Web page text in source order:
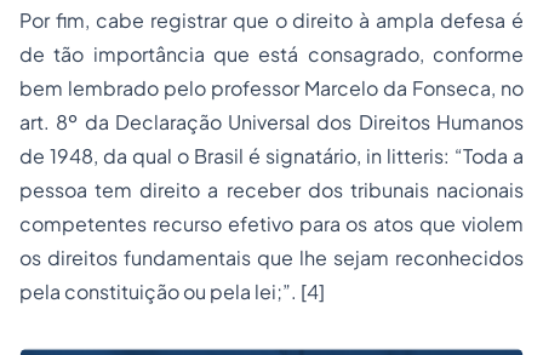
Por fim, cabe registrar que o direito à ampla defesa é
de tão importância que está consagrado, conforme
bem lembrado pelo professor Marcelo da Fonseca, no
art. 8º da Declaração Universal dos Direitos Humanos
de 1948, da qual o Brasil é signatário, in litteris: “Toda a
pessoa tem direito a receber dos tribunais nacionais
competentes recurso efetivo para os atos que violem
os direitos fundamentais que lhe sejam reconhecidos
pela constituição ou pela lei;”. [4]